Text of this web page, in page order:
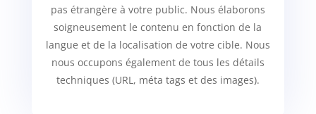
pas étrangère à votre public. Nous élaborons
soigneusement le contenu en fonction de la
langue et de la localisation de votre cible. Nous
nous occupons également de tous les détails
techniques (URL, méta tags et des images).